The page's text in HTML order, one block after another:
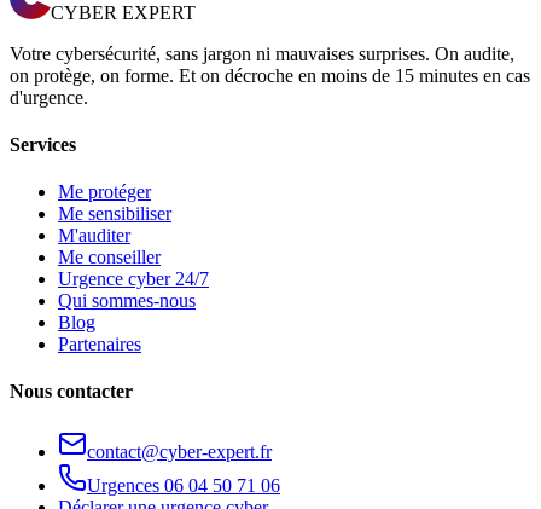
CYBER EXPERT
Votre cybersécurité, sans jargon ni mauvaises surprises. On audite,
on protège, on forme. Et on décroche en moins de 15 minutes en cas
d'urgence.
Services
Me protéger
Me sensibiliser
M'auditer
Me conseiller
Urgence cyber 24/7
Qui sommes-nous
Blog
Partenaires
Nous contacter
contact@cyber-expert.fr
Urgences 06 04 50 71 06